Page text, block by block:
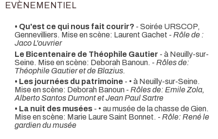
EVÈNEMENTIEL
• Qu'est ce qui nous fait courir? - Soirée URSCOP,
Gennevilliers. Mise en scène: Laurent Gachet - Rôle de :
Jaco L'ouvrier
Le Bicentenaire de Théophile Gautier - à Neuilly-sur-
Seine. Mise en scène: Deborah Banoun. - Rôles de:
Théophile Gautier et de Blazius.
• Les journées du patrimoine - • à Neuilly-sur-Seine.
Mise en scène: Deborah Banoun - Rôles de: Emile Zola,
Alberto Santos Dumont et Jean Paul Sartre
• La nuit des musées - • au musée de la chasse de Gien.
Mise en scène: Marie Laure Saint Bonnet. - Rôle: René le
gardien du musée